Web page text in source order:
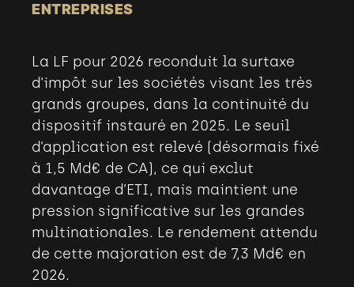
ENTREPRISES
La LF pour 2026 reconduit la surtaxe
d’impôt sur les sociétés visant les très
grands groupes, dans la continuité du
dispositif instauré en 2025. Le seuil
d’application est relevé (désormais fixé
à 1,5 Md€ de CA), ce qui exclut
davantage d’ETI, mais maintient une
pression significative sur les grandes
multinationales. Le rendement attendu
de cette majoration est de 7,3 Md€ en
2026.